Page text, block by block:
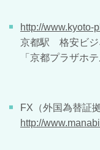
http://www.kyoto-
京都駅 格安ビジ
「京都プラザホテ
FX（外国為替証
http://